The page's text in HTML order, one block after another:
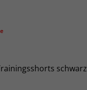
schwarz